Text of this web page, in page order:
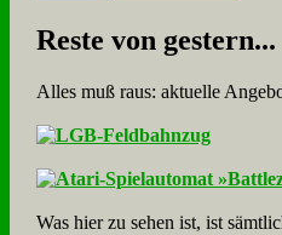
Re­ste von ge­stern...
Alles muß raus: aktuelle
Was hier zu sehen ist, ist